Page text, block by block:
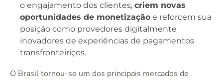
o engajamento dos clientes, criem novas
oportunidades de monetização e reforcem sua
posição como provedores digitalmente
inovadores de experiências de pagamentos
transfronteiriços.
O Brasil tornou-se um dos principais mercados de